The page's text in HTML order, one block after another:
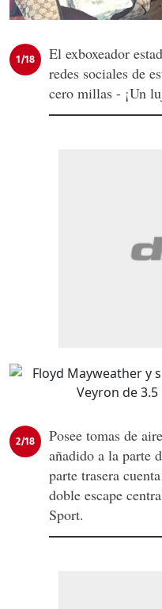
1/18
El exboxeador
redes sociales de
cero millas - ¡Un
2/18
Posee tomas de
añadido a la parte
parte trasera
doble escape
Sport.